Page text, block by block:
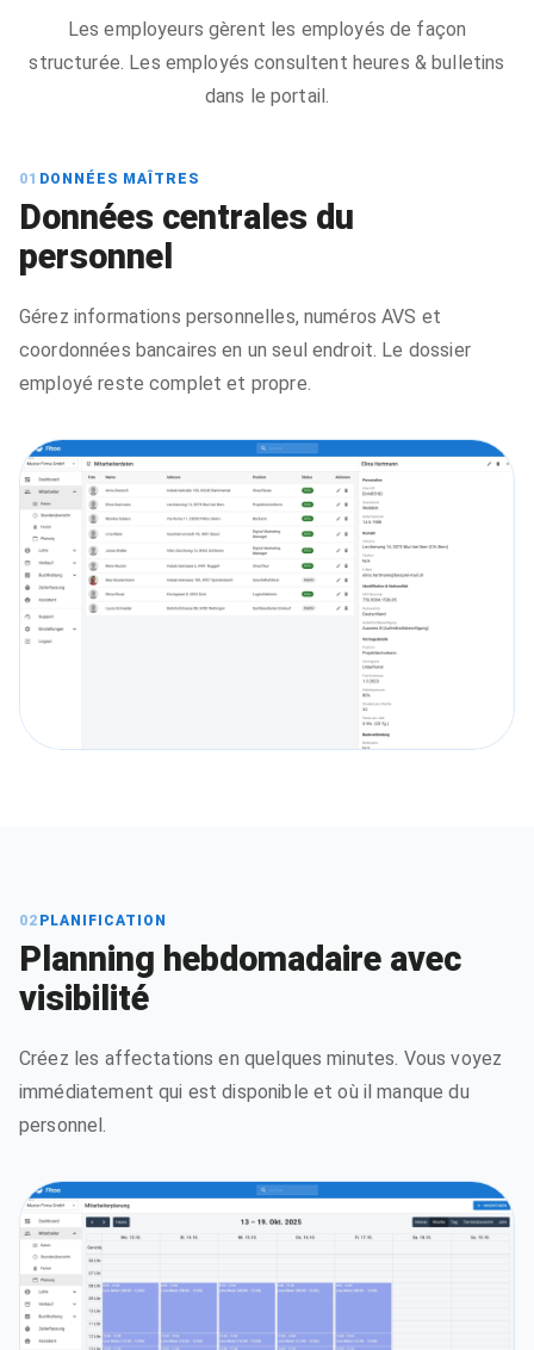
Les employeurs gèrent les employés de façon
structurée. Les employés consultent heures & bulletins
dans le portail.
01 DONNÉES MAÎTRES
Données centrales du
personnel
Gérez informations personnelles, numéros AVS et
coordonnées bancaires en un seul endroit. Le dossier
employé reste complet et propre.
02 PLANIFICATION
Planning hebdomadaire avec
visibilité
Créez les affectations en quelques minutes. Vous voyez
immédiatement qui est disponible et où il manque du
personnel.